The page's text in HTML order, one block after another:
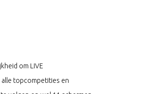
om LIVE
topcompetities en